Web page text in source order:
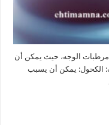
مرطبات الوجه، حيث يمكن أن
الكحول: يمكن أن يسبب